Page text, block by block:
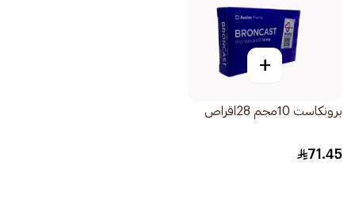
+
برونكاست 10مجم 28اقراص
71.45